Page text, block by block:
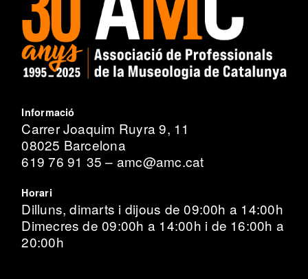
Informació
Carrer Joaquim Ruyra 9, 11
08025 Barcelona
619 76 91 35 – amc@amc.cat
Horari
Dilluns, dimarts i dijous de 09:00h a 14:00h
Dimecres de 09:00h a 14:00h i de 16:00h a
20:00h